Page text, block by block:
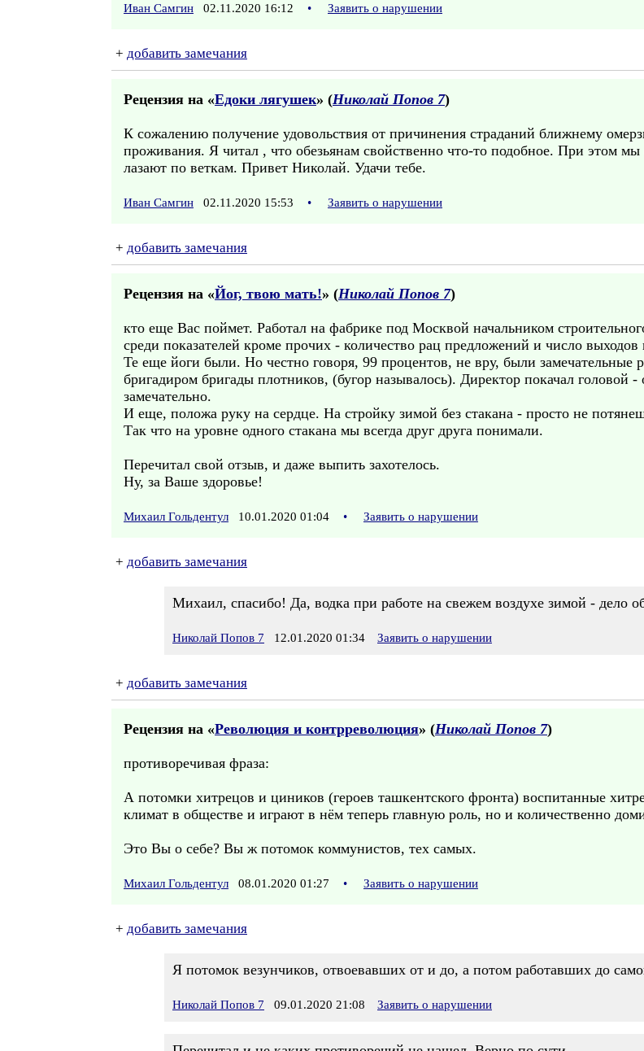
Иван Самгин 02.11.2020 16:12 • Заявить о нарушении
+ добавить замечания
Рецензия на «Едоки лягушек» (Николай Попов 7)
К сожалению получение удовольствия от причинения страданий ближнему
проживания. Я читал , что обезьянам свойственно что-то подобное. При этом
лазают по веткам. Привет Николай. Удачи тебе.
Иван Самгин 02.11.2020 15:53 • Заявить о нарушении
+ добавить замечания
Рецензия на «Йог, твою мать!» (Николай Попов 7)
кто еще Вас поймет. Работал на фабрике под Москвой начальником
среди показателей кроме прочих - количество рац предложений и число выходов
Те еще йоги были. Но честно говоря, 99 процентов, не вру, были замечательные
бригадиром бригады плотников, (бугор называлось). Директор покачал
замечательно.
И еще, положа руку на сердце. На стройку зимой без стакана - просто не
Так что на уровне одного стакана мы всегда друг друга понимали.
Перечитал свой отзыв, и даже выпить захотелось.
Ну, за Ваше здоровье!
Михаил Гольдентул 10.01.2020 01:04 • Заявить о нарушении
+ добавить замечания
Михаил, спасибо! Да, водка при работе на свежем воздухе зимой - дело
Николай Попов 7 12.01.2020 01:34 Заявить о нарушении
+ добавить замечания
Рецензия на «Революция и контрреволюция» (Николай Попов 7)
противоречивая фраза:
А потомки хитрецов и циников (героев ташкентского фронта) воспитанные
климат в обществе и играют в нём теперь главную роль, но и количественно
Это Вы о себе? Вы ж потомок коммунистов, тех самых.
Михаил Гольдентул 08.01.2020 01:27 • Заявить о нарушении
+ добавить замечания
Я потомок везунчиков, отвоевавших от и до, а потом работавших до
Николай Попов 7 09.01.2020 21:08 Заявить о нарушении